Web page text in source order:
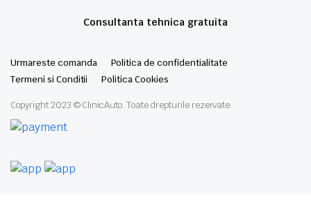
Consultanta tehnica gratuita
Urmareste comanda
Politica de confidentialitate
Termeni si Conditii
Politica Cookies
Copyright 2023 © ClinicAuto. Toate drepturile rezervate.